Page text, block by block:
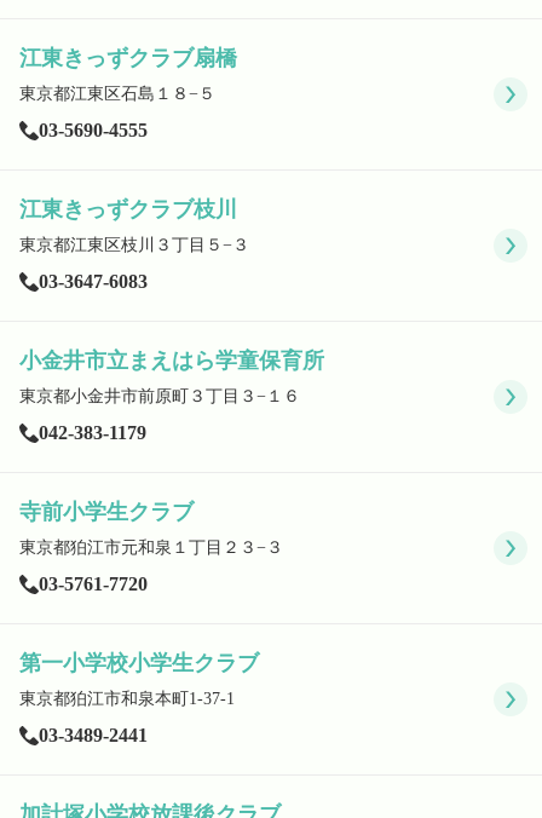
江東きっずクラブ扇橋
東京都江東区石島１８−５
03-5690-4555
江東きっずクラブ枝川
東京都江東区枝川３丁目５−３
03-3647-6083
小金井市立まえはら学童保育所
東京都小金井市前原町３丁目３−１６
042-383-1179
寺前小学生クラブ
東京都狛江市元和泉１丁目２３−３
03-5761-7720
第一小学校小学生クラブ
東京都狛江市和泉本町1-37-1
03-3489-2441